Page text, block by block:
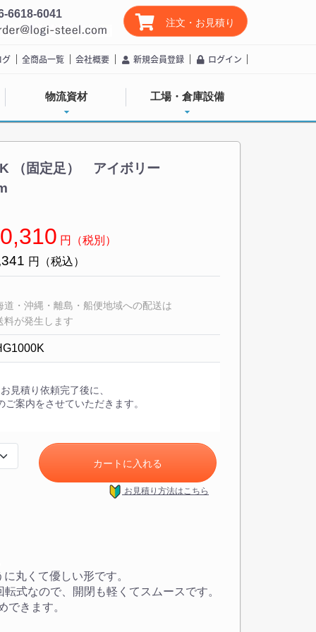
6618-6041
注文・お見積り
グ 全商品一覧 会社概要 新規会員登録 ログイン
物流資材 工場・倉庫設備
（固定足） アイボリー
円（税別）
円（税込）
・沖縄・離島・船便地域への配送は
料が発生します
見積り依頼完了後に、
ご案内をさせていただきます。
カートに入れる
お見積り方法はこちら
丸くて優しい形です。
式なので、開閉も軽くてスムースです。
できます。